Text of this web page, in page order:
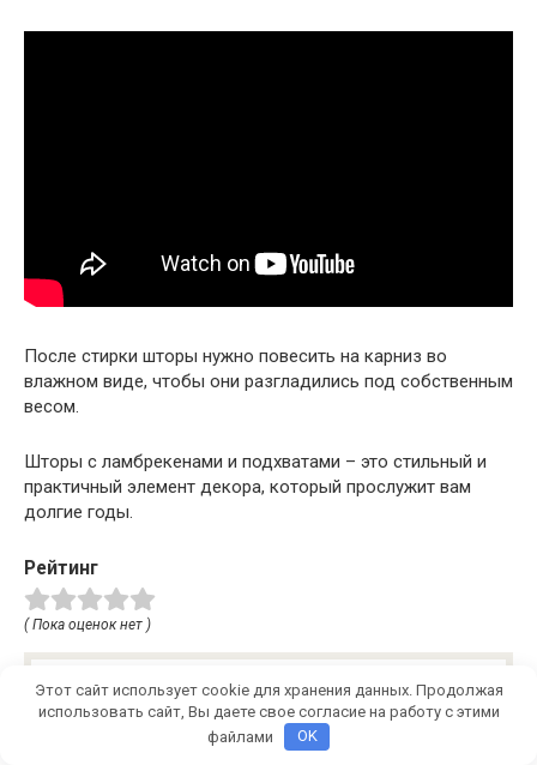
После стирки шторы нужно повесить на карниз во
влажном виде, чтобы они разгладились под собственным
весом.
Шторы с ламбрекенами и подхватами – это стильный и
практичный элемент декора, который прослужит вам
долгие годы.
Рейтинг
( Пока оценок нет )
Понравилась статья? Поделиться с
друзьями:
Этот сайт использует cookie для хранения данных. Продолжая
использовать сайт, Вы даете свое согласие на работу с этими
файлами
OK